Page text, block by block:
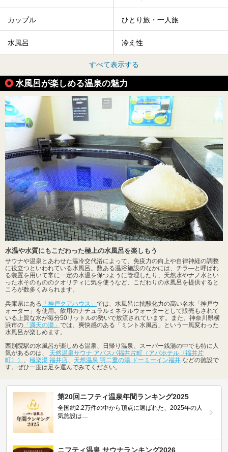
カップル ひとり旅・一人旅
水風呂 冷え性
すべて表示する
水風呂が楽しめる温泉の魅力
水温や水質にもこだわった極上の水風呂を楽しもう
サウナや温泉とあわせた温冷交代浴によって、免疫力の向上や自律神経の調整
に役立つといわれている水風呂。数ある温浴施設のなかには、チラ―と呼ばれ
る装置を用いて常に一定の水温を保つように管理したり、天然水やナノ水とい
った水そのもののクオリティに気を使うなど、こだわりの水風呂を提供すると
ころが数多くみられます。
兵庫県にある 「神戸クアハウス」 では、水風呂に抗酸化力の高い名水「神戸ウ
ォーター」を使用。飲用のナチュラルミネラルウォーターとして販売もされて
いる上質な水が毎分50リットルの勢いで放流されています。また、神奈川県横
浜市の 「満天の湯」 では、爽快感のある「ミント水風呂」という一風変わった
水風呂が楽しめます。
西別院駅の水風呂が楽しめる温泉、日帰り温泉、スーパー銭湯の中でも特に人
気があるのは、 天然温泉サウナ アパスパ福井片町（アパホテル〈福井片
町〉）
極楽湯 福井店 天然温泉 羽二重の湯 ドーミーイン福井 などの施設で
す。ぜひ一度は足を運んでみてください。
第20回ニフティ温泉年間ランキング2025
全国約2.2万件の中から頂点に選ばれた、2025年の人
気施設は…
ニフティ温泉 サウナランキング2026